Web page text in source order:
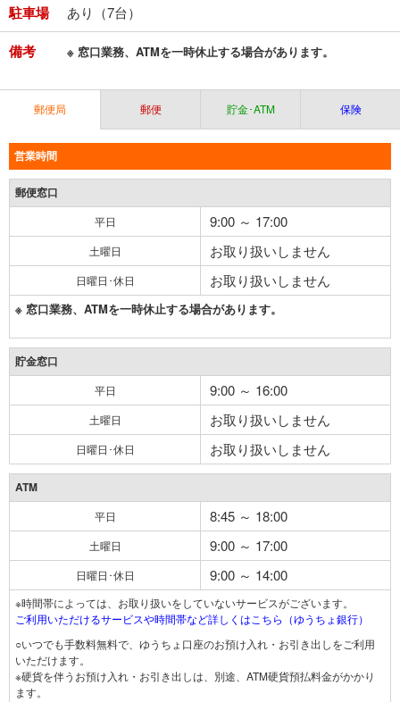
駐車場 あり（7台）
備考 ※ 窓口業務、ATMを一時休止する場合があります。
郵便局 郵便 貯金･ATM 保険
営業時間
郵便窓口
平日 9:00 ～ 17:00
土曜日 お取り扱いしません
日曜日･休日 お取り扱いしません
※ 窓口業務、ATMを一時休止する場合があります。
貯金窓口
平日 9:00 ～ 16:00
土曜日 お取り扱いしません
日曜日･休日 お取り扱いしません
ATM
平日 8:45 ～ 18:00
土曜日 9:00 ～ 17:00
日曜日･休日 9:00 ～ 14:00
※時間帯によっては、お取り扱いをしていないサービスがございます。
ご利用いただけるサービスや時間帯など詳しくはこちら（ゆうちょ銀行）
○いつでも手数料無料で、ゆうちょ口座のお預け入れ・お引き出しをご利用
いただけます。
※硬貨を伴うお預け入れ・お引き出しは、別途、ATM硬貨預払料金がかかり
ます。